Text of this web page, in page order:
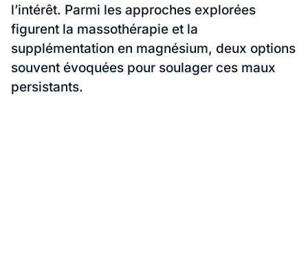
l’intérêt. Parmi les approches explorées
figurent la massothérapie et la
supplémentation en magnésium, deux options
souvent évoquées pour soulager ces maux
persistants.